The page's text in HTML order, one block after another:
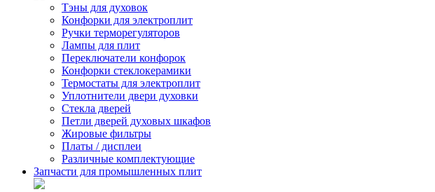
Тэны для духовок
Конфорки для электроплит
Ручки терморегуляторов
Лампы для плит
Переключатели конфорок
Конфорки стеклокерамики
Термостаты для электроплит
Уплотнители двери духовки
Стекла дверей
Петли дверей духовых шкафов
Жировые фильтры
Платы / дисплеи
Различные комплектующие
Запчасти для промышленных плит